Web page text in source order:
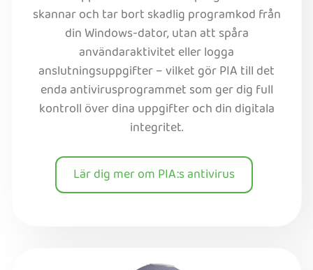
skannar och tar bort skadlig programkod från
din Windows-dator, utan att spåra
användaraktivitet eller logga
anslutningsuppgifter – vilket gör PIA till det
enda antivirusprogrammet som ger dig full
kontroll över dina uppgifter och din digitala
integritet.
Lär dig mer om PIA:s antivirus